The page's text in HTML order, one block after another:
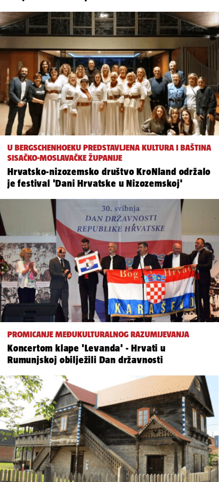
U BERGSCHENHOEKU PREDSTAVLJENA KULTURA I BAŠTINA
SISAČKO-MOSLAVAČKE ŽUPANIJE
Hrvatsko-nizozemsko društvo KroNland održalo
je festival 'Dani Hrvatske u Nizozemskoj'
PROMICANJE MEĐUKULTURALNOG RAZUMIJEVANJA
Koncertom klape 'Levanda' - Hrvati u
Rumunjskoj obilježili Dan državnosti